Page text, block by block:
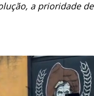
a prioridade de